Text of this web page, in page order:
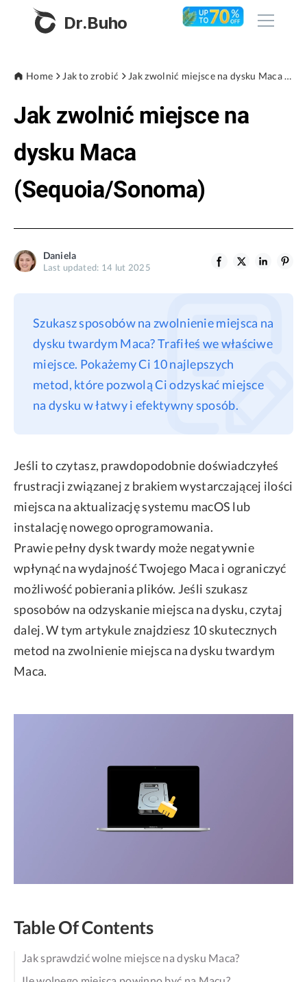
Dr.Buho
Products
BuhoCleaner
BuhoRepair
BuhoLaunchpad
Store
Blog
Privacy
Refund
Home Jak to zrobić Jak zwolnić miejsce na dysku Maca (Sequoia/Sonoma)
Jak zwolnić miejsce na
dysku Maca
(Sequoia/Sonoma)
Daniela
Last updated: 14 lut 2025
Szukasz sposobów na zwolnienie miejsca na
dysku twardym Maca? Trafiłeś we właściwe
miejsce. Pokażemy Ci 10 najlepszych
metod, które pozwolą Ci odzyskać miejsce
na dysku w łatwy i efektywny sposób.
Jeśli to czytasz, prawdopodobnie doświadczyłeś
frustracji związanej z brakiem wystarczającej ilości
miejsca na aktualizację systemu macOS lub
instalację nowego oprogramowania.
Prawie pełny dysk twardy może negatywnie
wpłynąć na wydajność Twojego Maca i ograniczyć
możliwość pobierania plików. Jeśli szukasz
sposobów na odzyskanie miejsca na dysku, czytaj
dalej. W tym artykule znajdziesz 10 skutecznych
metod na zwolnienie miejsca na dysku twardym
Maca.
Table Of Contents
Jak sprawdzić wolne miejsce na dysku Maca?